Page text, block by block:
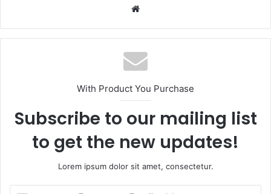
With Product You Purchase
Subscribe to our mailing list
to get the new updates!
Lorem ipsum dolor sit amet, consectetur.